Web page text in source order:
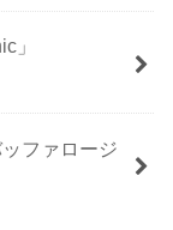
」
ファロージ